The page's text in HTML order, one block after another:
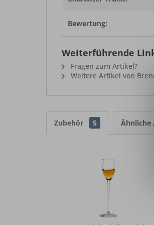
Bewertung:
Weiterführende
Fragen zum Artikel?
Weitere Artikel von
Zubehör 5 Ähnliche